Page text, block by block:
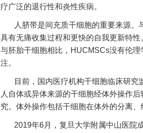
疗广泛的退行性和炎性疾病。
人脐带是间充质干细胞的重要来源
具有无痛收集过程和更快的自我更新特
与胚胎干细胞相比，HUCMSCs没有伦
注。
目前，国内医疗机构干细胞临床研究
人自体或异体来源的干细胞经体外操作
究。体外操作包括干细胞在体外的分离
2019年6月，复旦大学附属中山医院